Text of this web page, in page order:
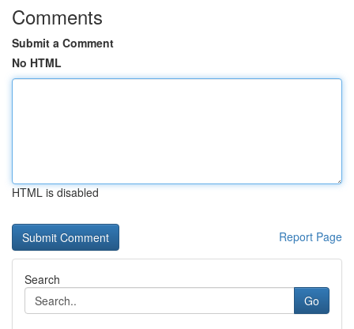
Comments
Submit a Comment
No HTML
HTML is disabled
Report Page
Search
Go